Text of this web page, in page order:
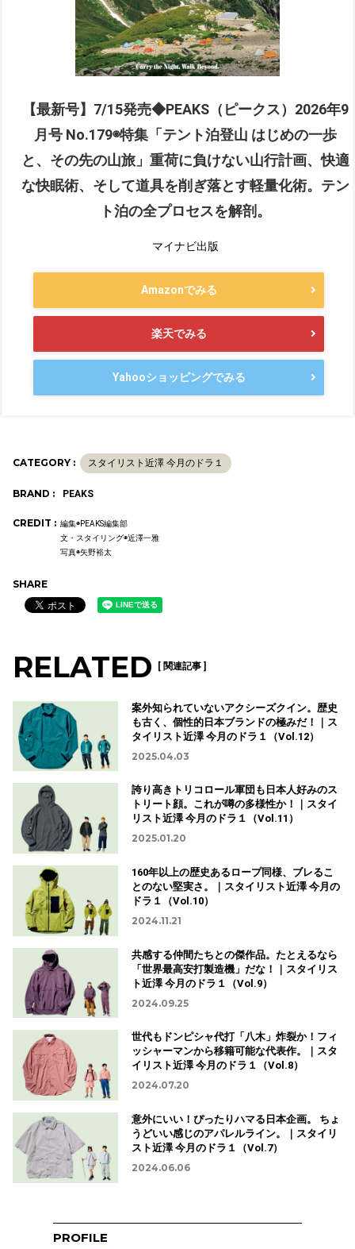
【最新号】7/15発売◆PEAKS（ピークス）2026年9
月号 No.179◉特集「テント泊登山 はじめの一歩
と、その先の山旅」重荷に負けない山行計画、快適
な快眠術、そして道具を削ぎ落とす軽量化術。テン
ト泊の全プロセスを解剖。
マイナビ出版
Amazonでみる
楽天でみる
Yahooショッピングでみる
CATEGORY : スタイリスト近澤 今月のドラ１
BRAND : PEAKS
CREDIT : 編集◉PEAKS編集部
文・スタイリング◉近澤一雅
写真◉矢野裕太
SHARE
RELATED [ 関連記事 ]
案外知られていないアクシーズクイン。歴史
も古く、個性的日本ブランドの極みだ！｜ス
タイリスト近澤 今月のドラ１（Vol.12）
2025.04.03
誇り高きトリコロール軍団も日本人好みのス
トリート顔。これが噂の多様性か！｜スタイ
リスト近澤 今月のドラ１（Vol.11）
2025.01.20
160年以上の歴史あるロープ同様、ブレるこ
とのない堅実さ。｜スタイリスト近澤 今月の
ドラ１（Vol.10）
2024.11.21
共感する仲間たちとの傑作品。たとえるなら
「世界最高安打製造機」だな！｜スタイリス
ト近澤 今月のドラ１（Vol.9）
2024.09.25
世代もドンピシャ代打「八木」炸裂か！フィ
ッシャーマンから移籍可能な代表作。｜スタ
イリスト近澤 今月のドラ１（Vol.8）
2024.07.20
意外にいい！ぴったりハマる日本企画。 ちょ
うどいい感じのアパレルライン。｜スタイリ
スト近澤 今月のドラ１（Vol.7）
2024.06.06
PROFILE